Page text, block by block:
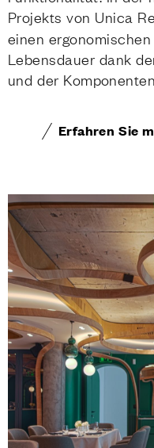
Projekts von Unica
einen
Lebensdauer dank
und der
Erfahren Sie